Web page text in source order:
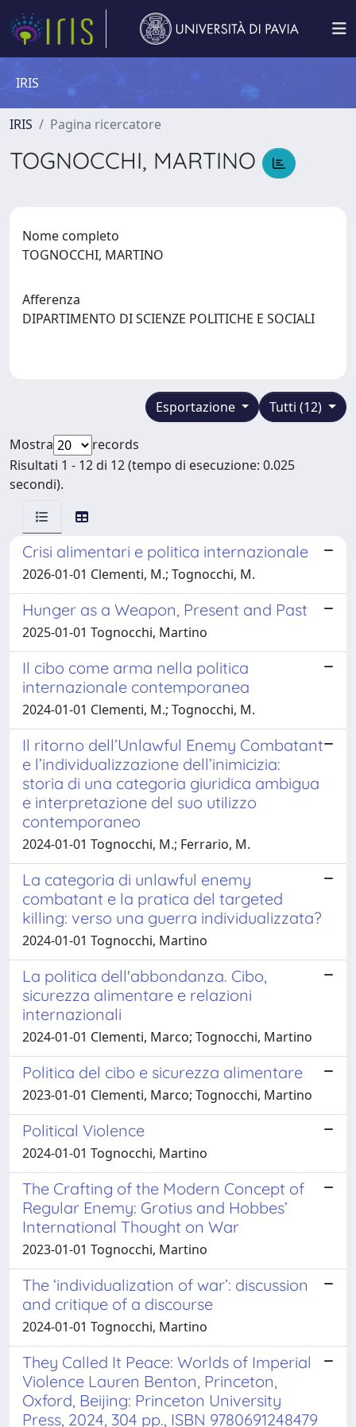
IRIS
IRIS Pagina ricercatore
TOGNOCCHI, MARTINO
Nome completo
TOGNOCCHI, MARTINO
Afferenza
DIPARTIMENTO DI SCIENZE POLITICHE E SOCIALI
Tutti (12)
Esportazione
Mostra
records
Risultati 1 - 12 di 12 (tempo di esecuzione: 0.025
secondi).
Crisi alimentari e politica internazionale
2026-01-01 Clementi, M.; Tognocchi, M.
Hunger as a Weapon, Present and Past
2025-01-01 Tognocchi, Martino
Il cibo come arma nella politica
internazionale contemporanea
2024-01-01 Clementi, M.; Tognocchi, M.
Il ritorno dell’Unlawful Enemy Combatant
e l’individualizzazione dell’inimicizia:
storia di una categoria giuridica ambigua
e interpretazione del suo utilizzo
contemporaneo
2024-01-01 Tognocchi, M.; Ferrario, M.
La categoria di unlawful enemy
combatant e la pratica del targeted
killing: verso una guerra individualizzata?
2024-01-01 Tognocchi, Martino
La politica dell'abbondanza. Cibo,
sicurezza alimentare e relazioni
internazionali
2024-01-01 Clementi, Marco; Tognocchi, Martino
Politica del cibo e sicurezza alimentare
2023-01-01 Clementi, Marco; Tognocchi, Martino
Political Violence
2024-01-01 Tognocchi, Martino
The Crafting of the Modern Concept of
Regular Enemy: Grotius and Hobbes’
International Thought on War
2023-01-01 Tognocchi, Martino
The ‘individualization of war’: discussion
and critique of a discourse
2024-01-01 Tognocchi, Martino
They Called It Peace: Worlds of Imperial
Violence Lauren Benton, Princeton,
Oxford, Beijing: Princeton University
Press, 2024, 304 pp., ISBN 9780691248479